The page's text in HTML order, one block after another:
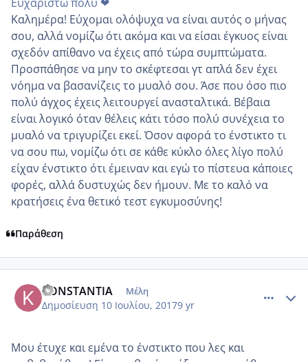
Καλημέρα! Εύχομαι ολόψυχα να είναι αυτός ο μήνας
σου, αλλά νομίζω ότι ακόμα και να είσαι έγκυος είναι
σχεδόν απίθανο να έχεις από τώρα συμπτώματα.
Προσπάθησε να μην το σκέφτεσαι γτ απλά δεν έχει
νόημα να βασανίζεις το μυαλό σου. Άσε που όσο πιο
πολύ άγχος έχεις λειτουργεί ανασταλτικά. Βέβαια
είναι λογικό όταν θέλεις κάτι τόσο πολύ συνέχεια το
μυαλό να τριγυρίζει εκεί. Όσον αφορά το ένστικτο τι
να σου πω, νομίζω ότι σε κάθε κύκλο όλες λίγο πολύ
είχαν ένστικτο ότι έμειναν και εγώ το πίστευα κάποιες
φορές, αλλά δυστυχώς δεν ήμουν. Με το καλό να
κρατήσεις ένα θετικό τεστ εγκυμοσύνης!
Παράθεση
KONSTANTIA Μέλη
Δημοσίευση 10 Ιουλίου, 20179 yr
Μου έτυχε και εμένα το ένστικτο που λες και